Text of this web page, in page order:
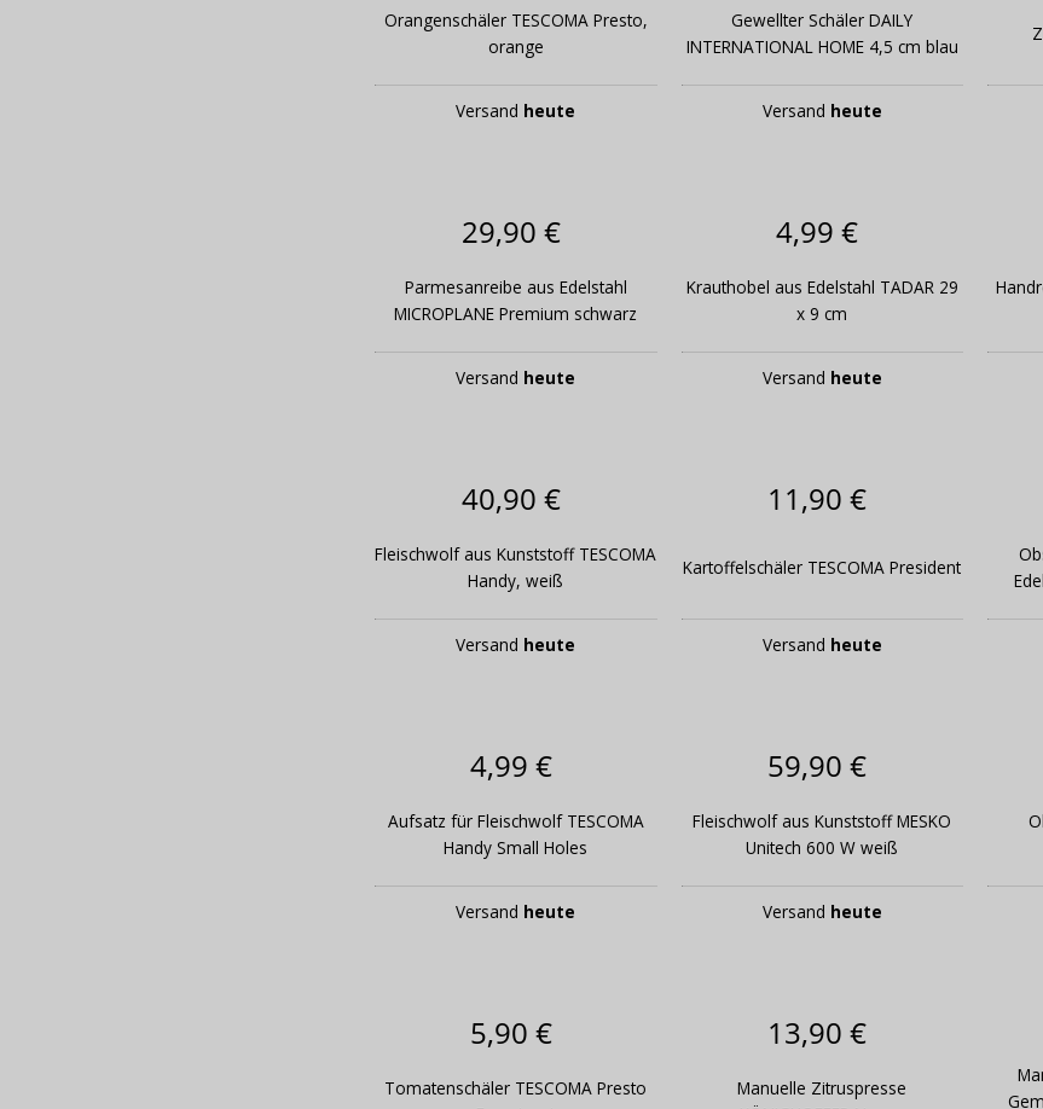
Orangenschäler TESCOMA Presto,
orange
Versand heute
Gewellter Schäler DAILY
INTERNATIONAL HOME 4,5 cm blau
Versand heute
29,90 €
Parmesanreibe aus Edelstahl
MICROPLANE Premium schwarz
Versand heute
4,99 €
Krauthobel aus Edelstahl TADAR 29
x 9 cm
Versand heute
40,90 €
Fleischwolf aus Kunststoff TESCOMA
Handy, weiß
Versand heute
11,90 €
Kartoffelschäler TESCOMA President
Versand heute
4,99 €
Aufsatz für Fleischwolf TESCOMA
Handy Small Holes
Versand heute
59,90 €
Fleischwolf aus Kunststoff MESKO
Unitech 600 W weiß
Versand heute
5,90 €
Tomatenschäler TESCOMA Presto
13,90 €
Manuelle Zitruspresse